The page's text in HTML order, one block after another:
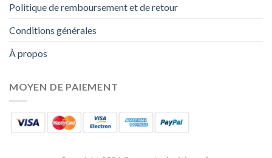
Politique de remboursement et de retour
Conditions générales
À propos
MOYEN DE PAIEMENT